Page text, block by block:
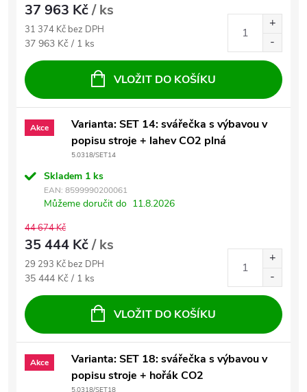
37 963 Kč/ ks
31 374 Kč bez DPH
Měrná cena:
37 963 Kč / 1 ks
VLOŽIT DO KOŠÍKU
Akce
Varianta: SET 14: svářečka s výbavou v
popisu stroje + lahev CO2 plná
5.0318/SET14
Skladem 1 ks
EAN: 8599990200061
Můžeme doručit do 11.8.2026
44 674 Kč
35 444 Kč/ ks
29 293 Kč bez DPH
Měrná cena:
35 444 Kč / 1 ks
VLOŽIT DO KOŠÍKU
Akce
Varianta: SET 18: svářečka s výbavou v
popisu stroje + hořák CO2
5.0318/SET18